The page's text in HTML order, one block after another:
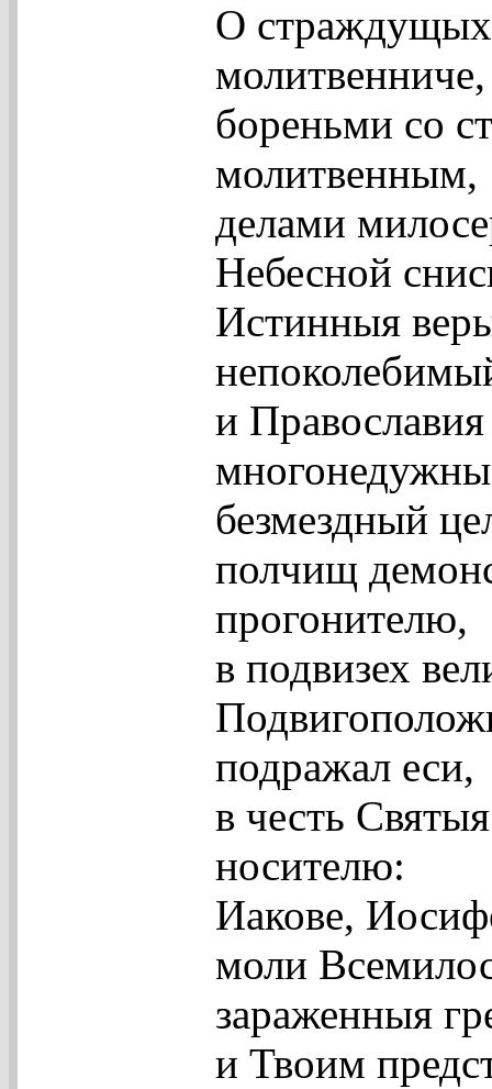
О
бореньми со
молитвенным,
делами
Небесной
Истинныя
и
безмездный
полчищ
прогонителю,
в подвизех
подражал еси,
в честь
носителю:
Иакове,
моли
зараженныя
и Твоим